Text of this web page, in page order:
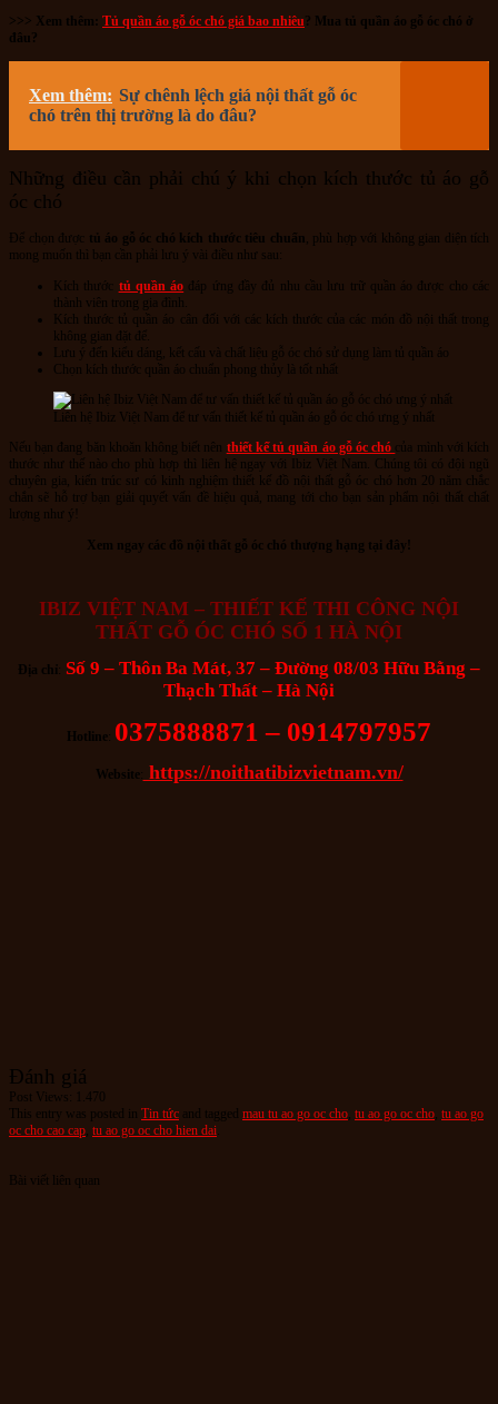
>>> Xem thêm: Tủ quần áo gỗ óc chó giá bao nhiêu? Mua tủ quần áo gỗ óc chó ở
đâu?
Xem thêm: Sự chênh lệch giá nội thất gỗ óc
chó trên thị trường là do đâu?
Những điều cần phải chú ý khi chọn kích thước tủ áo gỗ
óc chó
Để chọn được tủ áo gỗ óc chó kích thước tiêu chuẩn, phù hợp với không gian diện tích
mong muốn thì bạn cần phải lưu ý vài điều như sau:
Kích thước tủ quần áo đáp ứng đầy đủ nhu cầu lưu trữ quần áo được cho các
thành viên trong gia đình.
Kích thước tủ quần áo cân đối với các kích thước của các món đồ nội thất trong
không gian đặt để.
Lưu ý đến kiểu dáng, kết cấu và chất liệu gỗ óc chó sử dụng làm tủ quần áo
Chọn kích thước quần áo chuẩn phong thủy là tốt nhất
Liên hệ Ibiz Việt Nam để tư vấn thiết kế tủ quần áo gỗ óc chó ưng ý nhất
Nếu bạn đang băn khoăn không biết nên thiết kế tủ quần áo gỗ óc chó của mình với kích
thước như thế nào cho phù hợp thì liên hệ ngay với Ibiz Việt Nam. Chúng tôi có đội ngũ
chuyên gia, kiến trúc sư có kinh nghiệm thiết kế đồ nội thất gỗ óc chó hơn 20 năm chắc
chắn sẽ hỗ trợ bạn giải quyết vấn đề hiệu quả, mang tới cho bạn sản phẩm nội thất chất
lượng như ý!
Xem ngay các đồ nội thất gỗ óc chó thượng hạng tại đây!
IBIZ VIỆT NAM – THIẾT KẾ THI CÔNG NỘI
THẤT GỖ ÓC CHÓ SỐ 1 HÀ NỘI
Địa chỉ: Số 9 – Thôn Ba Mát, 37 – Đường 08/03 Hữu Bằng –
Thạch Thất – Hà Nội
Hotline: 0375888871 – 0914797957
Website: https://noithatibizvietnam.vn/
Đánh giá
Post Views:
1.470
This entry was posted in Tin tức and tagged mau tu ao go oc cho, tu ao go oc cho, tu ao go
oc cho cao cap, tu ao go oc cho hien dai.
Bài viết liên quan